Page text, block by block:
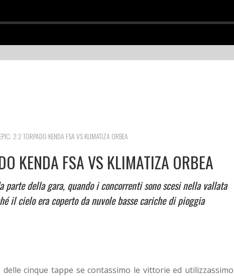
2:2 TORPADO KENDA FSA VS KLIMATIZA ORBEA
KENDA FSA VS KLIMATIZA ORBEA
parte della gara, quando i concorrenti sono scesi nella vallata
il cielo era coperto da nuvole basse cariche di pioggia
cinque tappe se contassimo le vittorie ed utilizzassimo